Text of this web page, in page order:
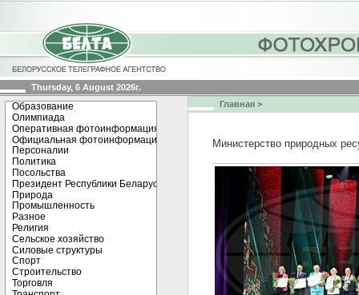
Thursday, 6 August 2026г.
Главная >
Министерство природных